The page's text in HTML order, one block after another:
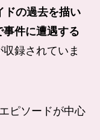
ドの過去を描い
件に遭遇する
収録されていま
ピソードが中心